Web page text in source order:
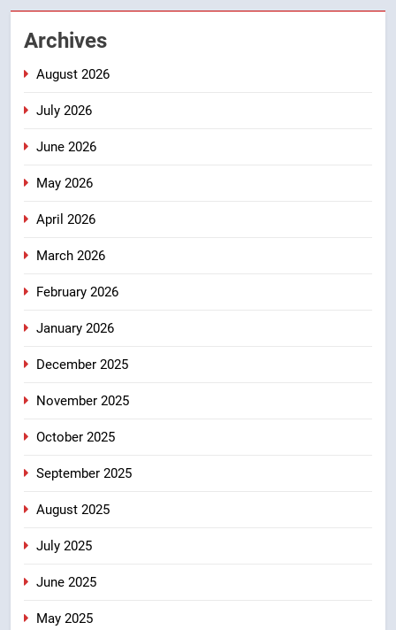
8
Archives
August 2026
July 2026
June 2026
May 2026
April 2026
March 2026
February 2026
January 2026
December 2025
November 2025
October 2025
September 2025
August 2025
July 2025
June 2025
May 2025